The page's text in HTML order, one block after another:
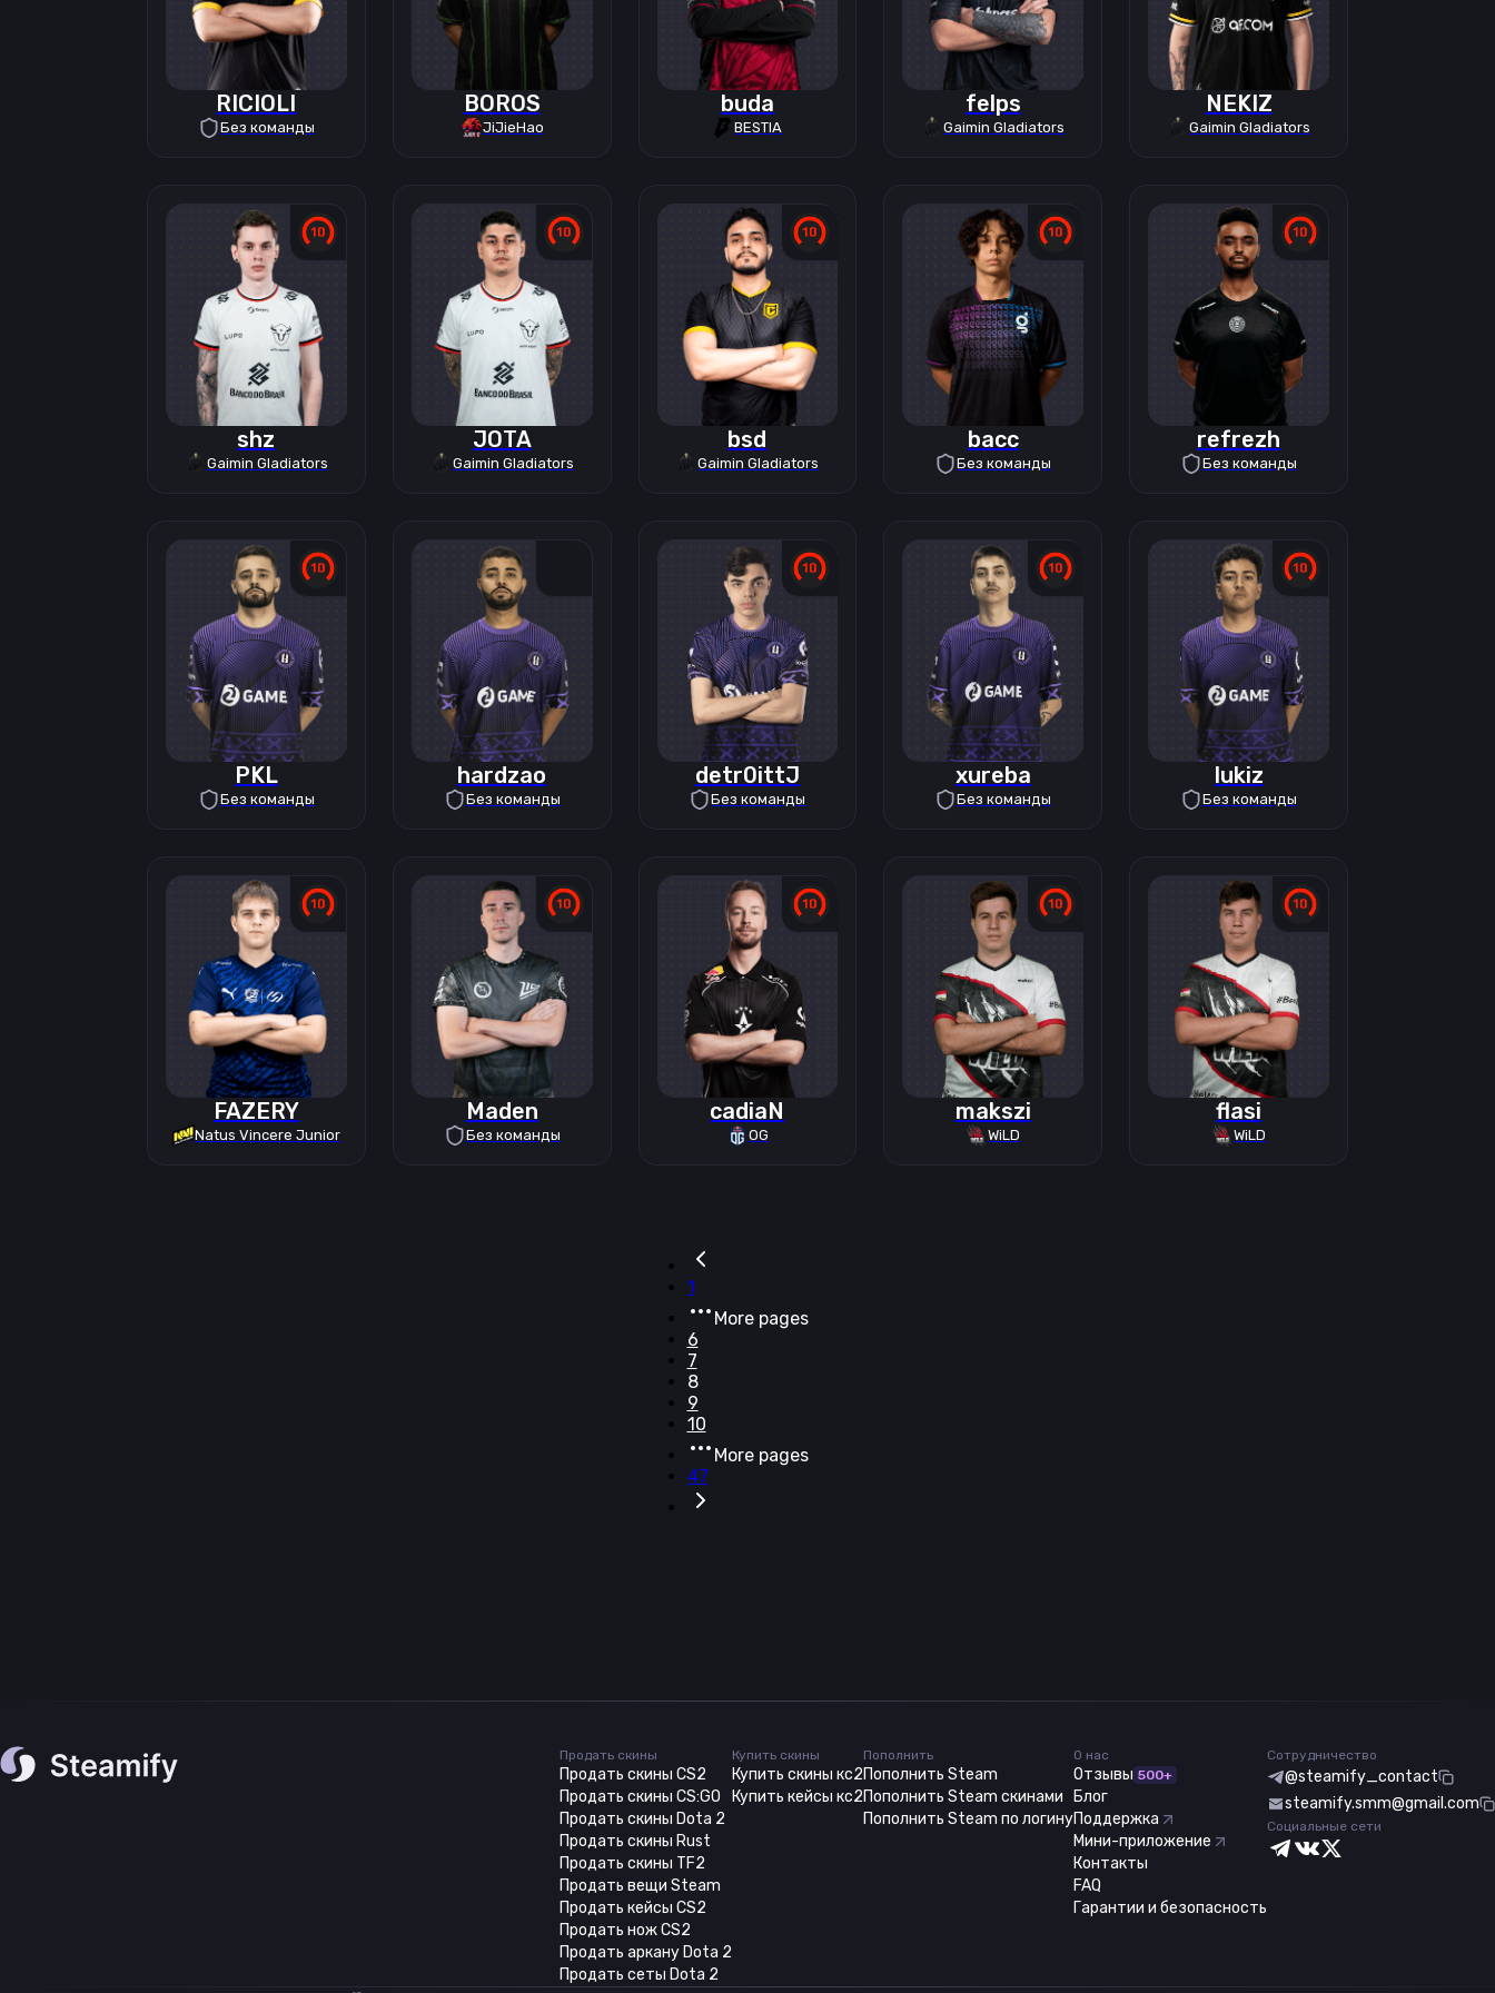
RICIOLI
Без команды
BOROS
JiJieHao
buda
BESTIA
felps
Gaimin Gladiators
NEKIZ
Gaimin Gladiators
shz
Gaimin Gladiators
JOTA
Gaimin Gladiators
bsd
Gaimin Gladiators
bacc
Без команды
refrezh
Без команды
PKL
Без команды
hardzao
Без команды
detr0ittJ
Без команды
xureba
Без команды
lukiz
Без команды
FAZERY
Natus Vincere Junior
Maden
Без команды
cadiaN
OG
makszi
WiLD
flasi
WiLD
1
More pages
6
7
8
9
10
More pages
47
Продать скины
Продать скины CS2
Продать скины CS:GO
Продать скины Dota 2
Продать скины Rust
Продать скины TF2
Продать вещи Steam
Продать кейсы CS2
Продать нож CS2
Продать аркану Dota 2
Продать сеты Dota 2
Купить скины
Купить скины кс2
Купить кейсы кс2
Пополнить
Пополнить Steam
Пополнить Steam скинами
Пополнить Steam по логину
О нас
Отзывы 500+
Блог
Поддержка
Мини-приложение
Контакты
FAQ
Гарантии и безопасность
Сотрудничество
@steamify_contact
steamify.smm@gmail.com
Социальные сети